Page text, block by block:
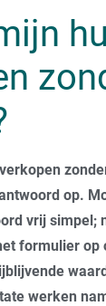
op.
vrij simpel;
formulier op
werken